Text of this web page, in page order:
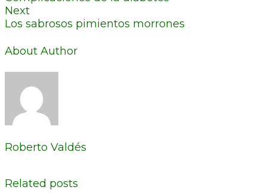
Next
Los sabrosos pimientos morrones
About Author
Roberto Valdés
Related posts